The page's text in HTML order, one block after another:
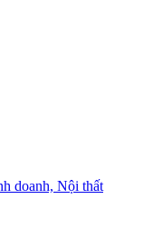
doanh, Nội thất